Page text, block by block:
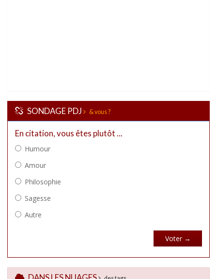
SONDAGE PDJ & vous ?